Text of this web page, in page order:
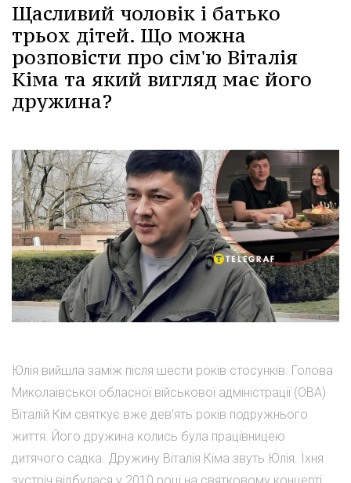
Щасливий чоловік і батько
трьох дітей. Що можна
розповісти про сім'ю Віталія
Кіма та який вигляд має його
дружина?
Юлія вийшла заміж після шести років стосунків. Голова
Миколаївської обласної військової адміністрації (ОВА)
Віталій Кім святкує вже дев'ять років подружнього
життя. Його дружина колись була працівницею
дитячого садка. Дружину Віталія Кіма звуть Юлія. Їхня